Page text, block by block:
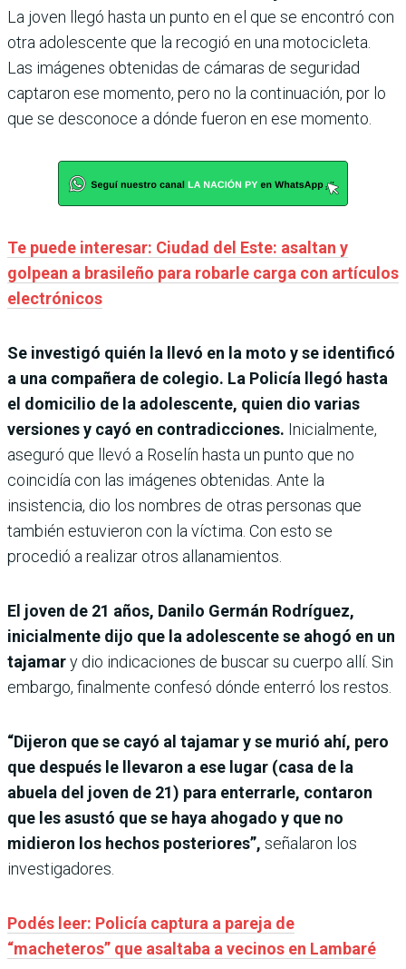
La joven llegó hasta un punto en el que se encontró con
otra adolescente que la recogió en una motocicleta.
Las imágenes obtenidas de cámaras de seguridad
captaron ese momento, pero no la continuación, por lo
que se desconoce a dónde fueron en ese momento.
Te puede interesar: Ciudad del Este: asaltan y
golpean a brasileño para robarle carga con artículos
electrónicos
Se investigó quién la llevó en la moto y se identificó
a una compañera de colegio. La Policía llegó hasta
el domicilio de la adolescente, quien dio varias
versiones y cayó en contradicciones. Inicialmente,
aseguró que llevó a Roselín hasta un punto que no
coincidía con las imágenes obtenidas. Ante la
insistencia, dio los nombres de otras personas que
también estuvieron con la víctima. Con esto se
procedió a realizar otros allanamientos.
El joven de 21 años, Danilo Germán Rodríguez,
inicialmente dijo que la adolescente se ahogó en un
tajamary dio indicaciones de buscar su cuerpo allí. Sin
embargo, finalmente confesó dónde enterró los restos.
“Dijeron que se cayó al tajamar y se murió ahí, pero
que después le llevaron a ese lugar (casa de la
abuela del joven de 21) para enterrarle, contaron
que les asustó que se haya ahogado y que no
midieron los hechos posteriores”, señalaron los
investigadores.
Podés leer: Policía captura a pareja de
“macheteros” que asaltaba a vecinos en Lambaré